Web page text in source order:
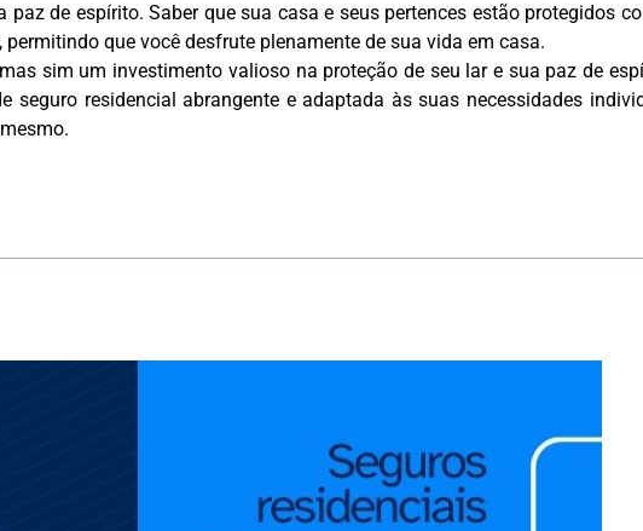
paz de espírito. Saber que sua casa e seus pertences estão protegidos
que você desfrute plenamente de sua vida em casa.
sim um investimento valioso na proteção de seu lar e sua paz de
residencial abrangente e adaptada às suas necessidades